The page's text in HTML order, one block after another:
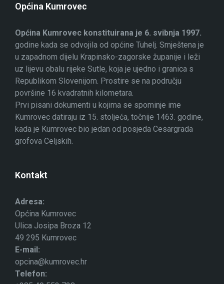
Općina Kumrovec
Općina Kumrovec konstituirana je 6. svibnja 1997.
godine kada se odvojila od općine Tuhelj. Smještena je
u zapadnom dijelu Krapinsko-zagorske županije i leži
uz lijevu obalu rijeke Sutle, koja je ujedno i granica s
Republikom Slovenijom. Prostire se na području
površine 16 kvadratnih kilometara.
Prvi pisani dokumenti u kojima se spominje ime
Kumrovec datiraju iz 15. stoljeća, točnije 1463. godine,
kada je Kumrovec bio jedan od posjeda Cesargrada
grofova Celjskih.
Kontakt
Adresa:
Općina Kumrovec
Ulica Josipa Broza 12
49 295 Kumrovec
E-mail:
opcina@kumrovec.hr
Telefon: